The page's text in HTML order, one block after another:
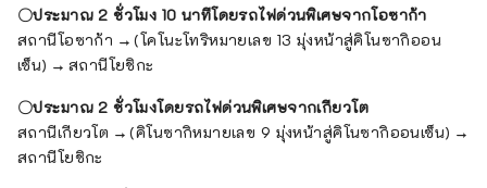
〇ประมาณ 2 ชั่วโมง 10 นาทีโดยรถไฟด่วนพิเศษจากโอซาก้า
สถานีโอซาก้า → (โคโนะโทริหมายเลข 13 มุ่งหน้าสู่คิโนซากิออน
เซ็น) → สถานีโยชิกะ
〇ประมาณ 2 ชั่วโมงโดยรถไฟด่วนพิเศษจากเกียวโต
สถานีเกียวโต → (คิโนซากิหมายเลข 9 มุ่งหน้าสู่คิโนซากิออนเซ็น) →
สถานีโยชิกะ